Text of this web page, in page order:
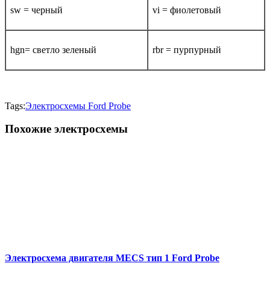
sw = черный vi = фиолетовый
hgn= светло зеленый rbr = пурпурный
Tags:Электросхемы Ford Probe
Похожие электросхемы
Электросхема двигателя MECS тип 1 Ford Probe